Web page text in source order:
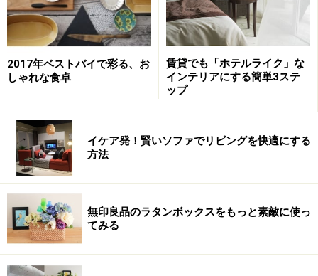
2017年ベストバイで彩る、お
しゃれな食卓
賃貸でも「ホテルライク」な
インテリアにする簡単3ステ
ップ
イケア発！賢いソファでリビングを快適にする
方法
無印良品のラタンボックスをもっと素敵に使っ
てみる